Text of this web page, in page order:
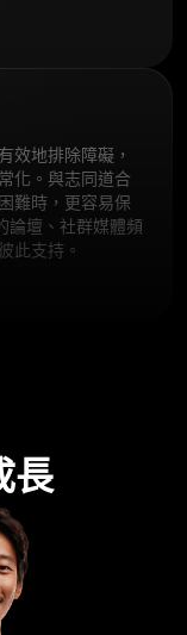
市場分析的教育
，說明重要的金
效地排除障礙，
化。與志同道合
難時，更容易保
論壇、社群媒體頻
此支持。
長